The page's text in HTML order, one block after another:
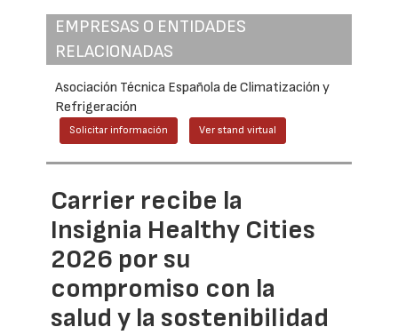
EMPRESAS O ENTIDADES
RELACIONADAS
Asociación Técnica Española de Climatización y
Refrigeración
Solicitar información Ver stand virtual
Carrier recibe la
Insignia Healthy Cities
2026 por su
compromiso con la
salud y la sostenibilidad